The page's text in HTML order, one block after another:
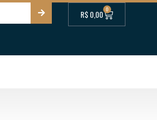
R$ 0,00 0